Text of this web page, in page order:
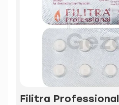
Filitra Professional